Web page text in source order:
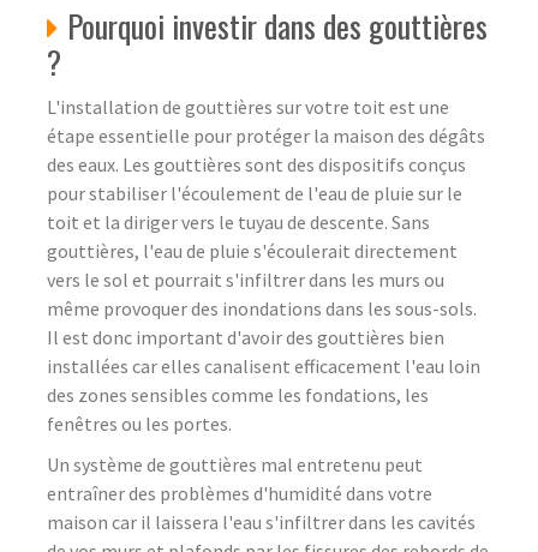
Pourquoi investir dans des gouttières
?
L'installation de gouttières sur votre toit est une
étape essentielle pour protéger la maison des dégâts
des eaux. Les gouttières sont des dispositifs conçus
pour stabiliser l'écoulement de l'eau de pluie sur le
toit et la diriger vers le tuyau de descente. Sans
gouttières, l'eau de pluie s'écoulerait directement
vers le sol et pourrait s'infiltrer dans les murs ou
même provoquer des inondations dans les sous-sols.
Il est donc important d'avoir des gouttières bien
installées car elles canalisent efficacement l'eau loin
des zones sensibles comme les fondations, les
fenêtres ou les portes.
Un système de gouttières mal entretenu peut
entraîner des problèmes d'humidité dans votre
maison car il laissera l'eau s'infiltrer dans les cavités